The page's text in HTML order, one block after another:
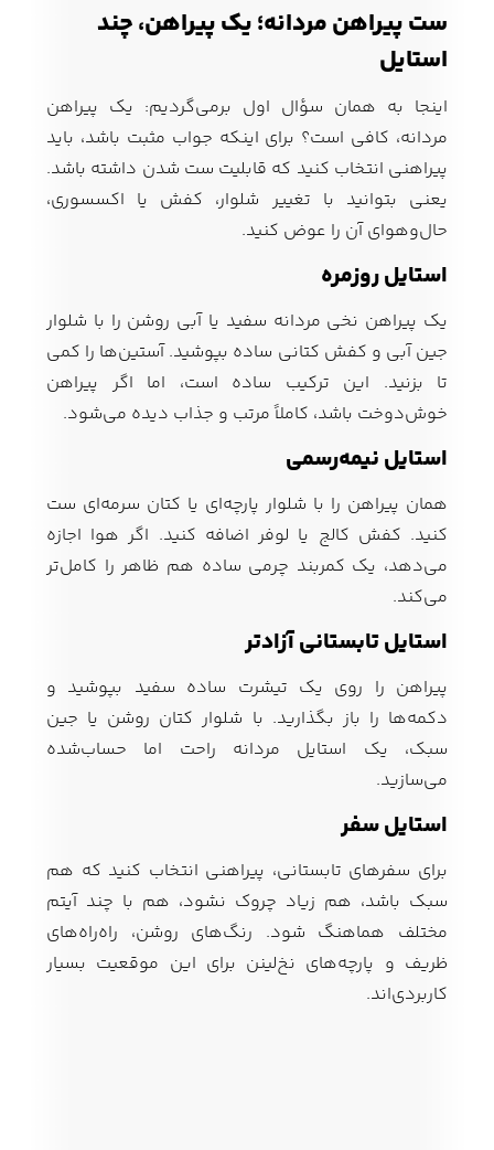
ست پیراهن مردانه؛ یک پیراهن، چند
استایل
اینجا به همان سؤال اول برمی‌گردیم: یک پیراهن
مردانه، کافی است؟ برای اینکه جواب مثبت باشد، باید
پیراهنی انتخاب کنید که قابلیت ست شدن داشته باشد.
یعنی بتوانید با تغییر شلوار، کفش یا اکسسوری،
حال‌وهوای آن را عوض کنید.
استایل روزمره
یک پیراهن نخی مردانه سفید یا آبی روشن را با شلوار
جین آبی و کفش کتانی ساده بپوشید. آستین‌ها را کمی
تا بزنید. این ترکیب ساده است، اما اگر پیراهن
خوش‌دوخت باشد، کاملاً مرتب و جذاب دیده می‌شود.
استایل نیمه‌رسمی
همان پیراهن را با شلوار پارچه‌ای یا کتان سرمه‌ای ست
کنید. کفش کالج یا لوفر اضافه کنید. اگر هوا اجازه
می‌دهد، یک کمربند چرمی ساده هم ظاهر را کامل‌تر
می‌کند.
استایل تابستانی آزادتر
پیراهن را روی یک تیشرت ساده سفید بپوشید و
دکمه‌ها را باز بگذارید. با شلوار کتان روشن یا جین
سبک، یک استایل مردانه راحت اما حساب‌شده
می‌سازید.
استایل سفر
برای سفرهای تابستانی، پیراهنی انتخاب کنید که هم
سبک باشد، هم زیاد چروک نشود، هم با چند آیتم
مختلف هماهنگ شود. رنگ‌های روشن، راه‌راه‌های
ظریف و پارچه‌های نخ‌لینن برای این موقعیت بسیار
کاربردی‌اند.